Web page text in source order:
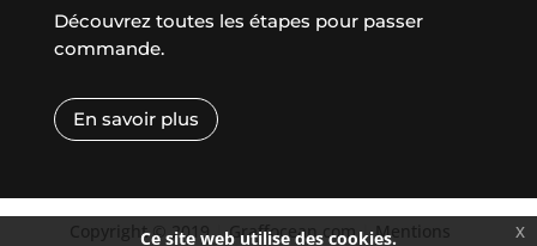
Découvrez toutes les étapes pour passer
commande.
En savoir plus
Copyright © 2019| Graffocean.com | Mentions
Ce site web utilise des cookies. x